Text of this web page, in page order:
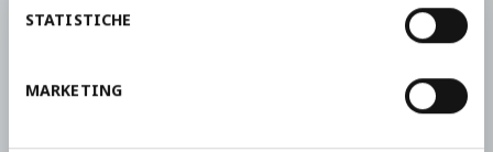
STATISTICHE
MARKETING请联系我们的销售网络或服务部门